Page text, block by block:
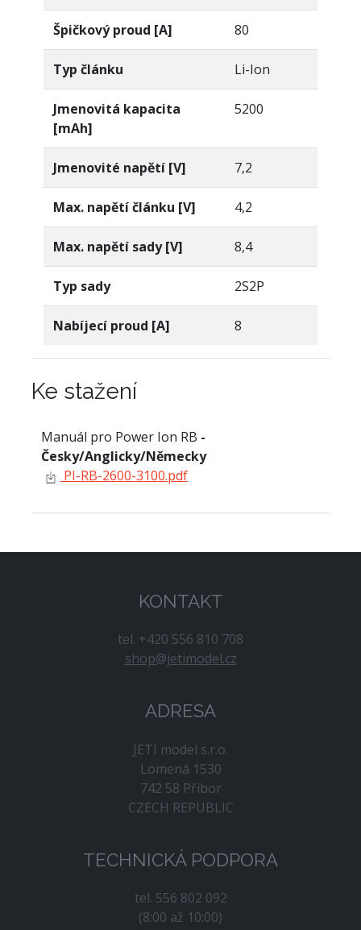
Špičkový proud [A] 80
Typ článku Li-Ion
Jmenovitá kapacita
[mAh]
5200
Jmenovité napětí [V] 7,2
Max. napětí článku [V] 4,2
Max. napětí sady [V] 8,4
Typ sady 2S2P
Nabíjecí proud [A] 8
Ke stažení
Manuál pro Power Ion RB -
Česky/Anglicky/Německy
PI-RB-2600-3100.pdf
KONTAKT
tel. +420 556 810 708
shop@jetimodel.cz
ADRESA
JETI model s.r.o.
Lomená 1530
742 58 Příbor
CZECH REPUBLIC
TECHNICKÁ PODPORA
tel. 556 802 092
(8:00 až 10:00)